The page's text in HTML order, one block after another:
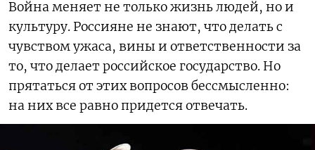
Война меняет не только жизнь людей, но и
культуру. Россияне не знают, что делать с
чувством ужаса, вины и ответственности за
то, что делает российское государство. Но
прятаться от этих вопросов бессмысленно:
на них все равно придется отвечать.